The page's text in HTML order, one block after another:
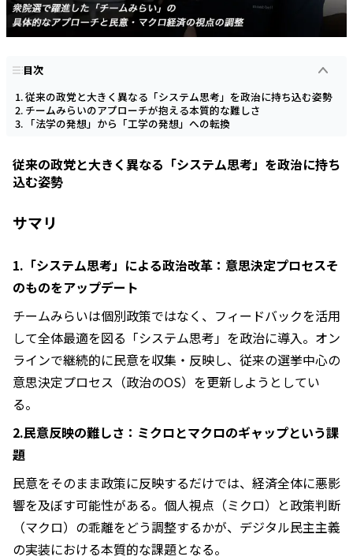
目次
従来の政党と大きく異なる「システム思考」を政治に持ち込む姿勢
チームみらいのアプローチが抱える本質的な難しさ
「法学の発想」から「工学の発想」への転換
従来の政党と大きく異なる「システム思考」を政治に持ち
込む姿勢
サマリ
1.「システム思考」による政治改革：意思決定プロセスそ
のものをアップデート
チームみらいは個別政策ではなく、フィードバックを活用
して全体最適を図る「システム思考」を政治に導入。オン
ラインで継続的に民意を収集・反映し、従来の選挙中心の
意思決定プロセス（政治のOS）を更新しようとしてい
る。
2.民意反映の難しさ：ミクロとマクロのギャップという課
題
民意をそのまま政策に反映するだけでは、経済全体に悪影
響を及ぼす可能性がある。個人視点（ミクロ）と政策判断
（マクロ）の乖離をどう調整するかが、デジタル民主主義
の実装における本質的な課題となる。